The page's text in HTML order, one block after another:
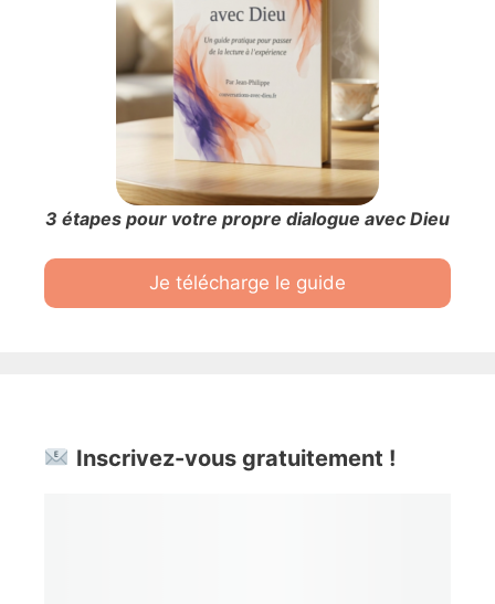
3 étapes pour votre propre dialogue avec Dieu
Je télécharge le guide
Inscrivez-vous gratuitement !